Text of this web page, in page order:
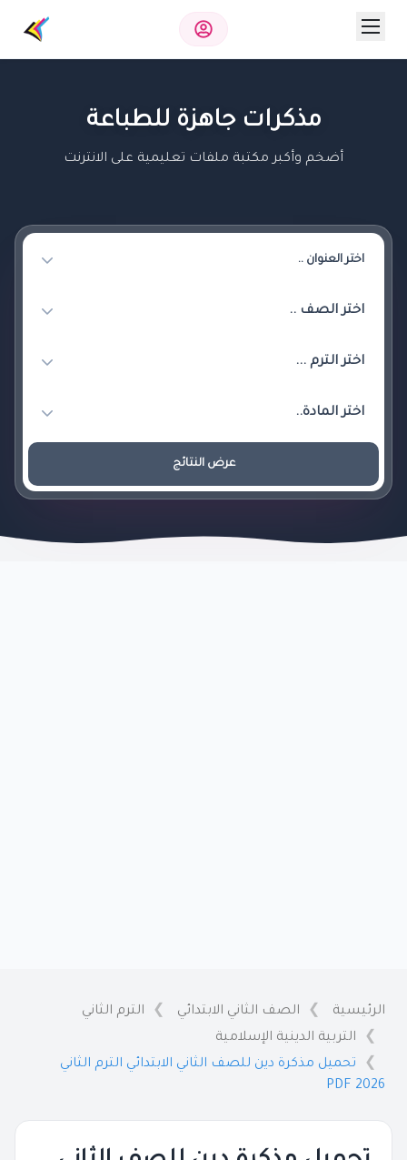
مذكرات جاهزة للطباعة
أضخم وأكبر مكتبة ملفات تعليمية على الانترنت
عرض النتائج
الرئيسية الصف الثاني الابتدائي
الترم الثاني
التربية الدينية الإسلامية
تحميل مذكرة دين للصف الثاني الابتدائي الترم الثاني
2026 PDF